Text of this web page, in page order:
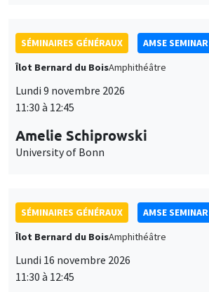
SÉMINAIRES GÉNÉRAUX
AMSE SEMINAR
Îlot Bernard du BoisAmphithéâtre
Lundi 9 novembre 2026
11:30 à 12:45
Amelie Schiprowski
University of Bonn
SÉMINAIRES GÉNÉRAUX
AMSE SEMINAR
Îlot Bernard du BoisAmphithéâtre
Lundi 16 novembre 2026
11:30 à 12:45